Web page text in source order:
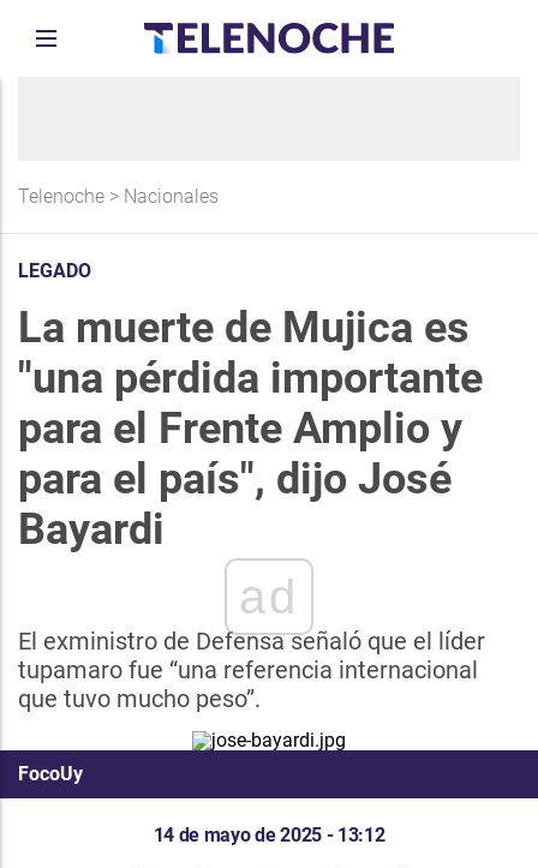
Telenoche > Nacionales
LEGADO
La muerte de Mujica es
"una pérdida importante
para el Frente Amplio y
para el país", dijo José
Bayardi
ad
El exministro de Defensa señaló que el líder
tupamaro fue “una referencia internacional
que tuvo mucho peso”.
FocoUy
14 de mayo de 2025 - 13:12